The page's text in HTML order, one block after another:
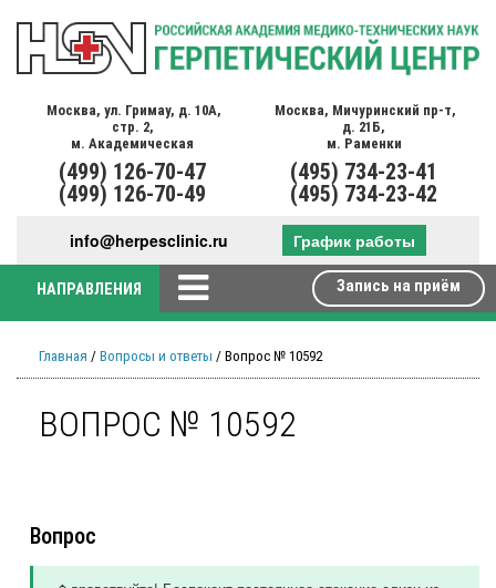
Москва, ул. Гримау, д. 10А,
стр. 2,
м. Академическая
(499) 126-70-47
(499) 126-70-49
Москва, Мичуринский пр-т,
д. 21Б,
м. Раменки
(495) 734-23-41
(495) 734-23-42
info@herpesclinic.ru График работы
НАПРАВЛЕНИЯ Запись на приём
Главная / Вопросы и ответы / Вопрос № 10592
ВОПРОС № 10592
Вопрос